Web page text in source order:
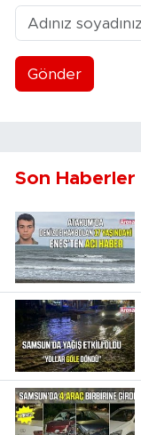
Gönder
Son Haberler